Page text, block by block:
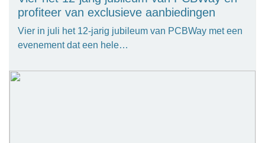
profiteer van exclusieve aanbiedingen
Vier in juli het 12-jarig jubileum van PCBWay met een
evenement dat een hele…